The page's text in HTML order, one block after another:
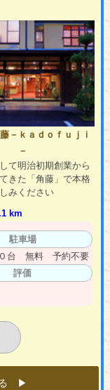
－ｋａｄｏｆｕｊｉ
－
て明治初期創業から
きた「角藤」で本格
みください
km
駐車場
台 無料 予約不要
評価
る ▶︎